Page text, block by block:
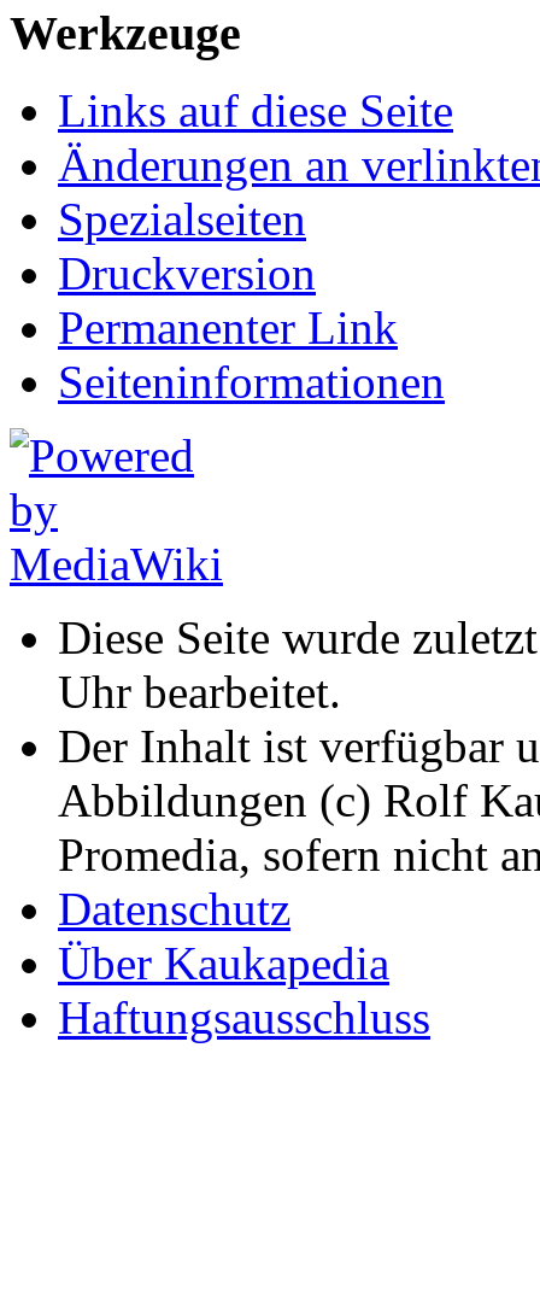
Werkzeuge
Links auf diese Seite
Änderungen an
Spezialseiten
Druckversion
Permanenter Link
Seiten­informationen
Diese Seite wurde
Uhr bearbeitet.
Der Inhalt ist verfügbar
Abbildungen (c) Rolf
Promedia, sofern nicht
Datenschutz
Über Kaukapedia
Haftungsausschluss